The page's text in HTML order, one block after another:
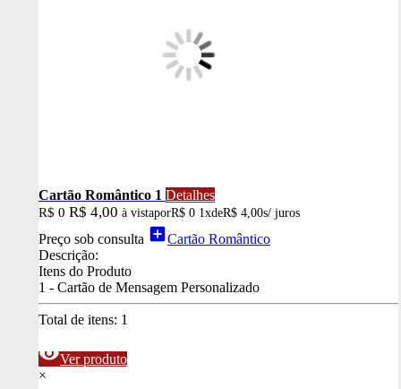
Cartão Romântico 1 Detalhes
R$ 0 R$ 4,00 à vistaporR$ 0 1xdeR$ 4,00s/ juros
Preço sob consulta add_boxCartão Romântico
Descrição:
Itens do Produto
1 - Cartão de Mensagem Personalizado
Total de itens: 1
visibilityVer produto
×